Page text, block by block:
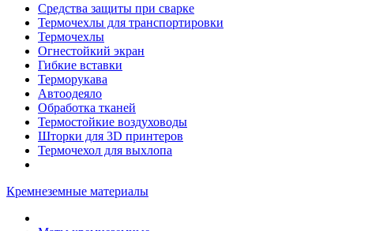
Средства защиты при сварке
Термочехлы для транспортировки
Термочехлы
Огнестойкий экран
Гибкие вставки
Терморукава
Автоодеяло
Обработка тканей
Термостойкие воздуховоды
Шторки для 3D принтеров
Термочехол для выхлопа
Кремнеземные материалы